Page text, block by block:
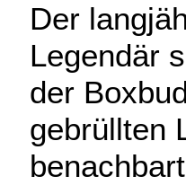
Der
Legendär
der
gebrüllten